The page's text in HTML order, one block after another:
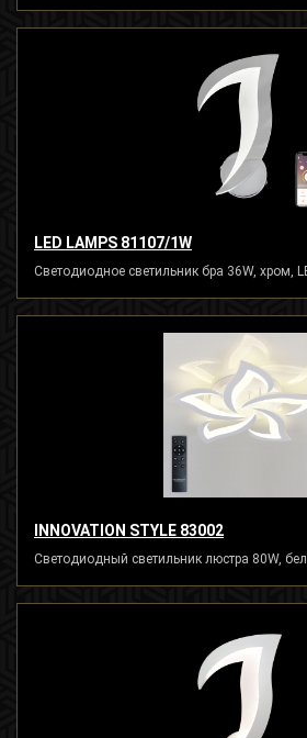
LED LAMPS 81107/1W
Светодиодное светильник бра 36W, хром,
INNOVATION STYLE 83002
Светодиодный светильник люстра 80W,